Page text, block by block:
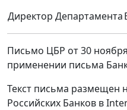
Директор Департамента
Письмо ЦБР от 30
применении письма
Текст письма размещен
Российских Банков в